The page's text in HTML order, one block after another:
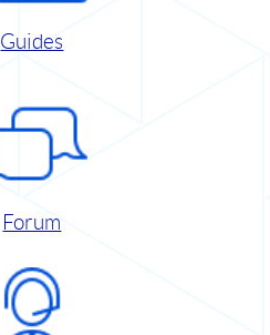
Guides
Forum